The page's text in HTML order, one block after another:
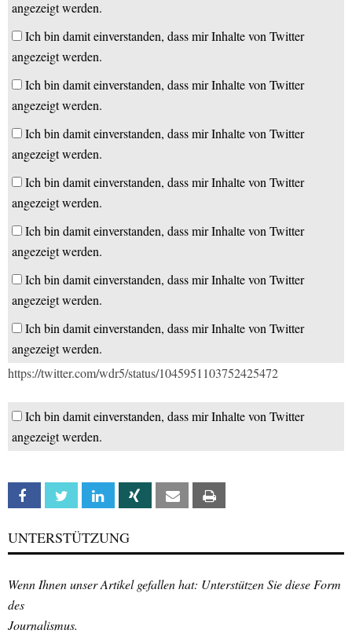
angezeigt werden.
Ich bin damit einverstanden, dass mir Inhalte von Twitter
angezeigt werden.
Ich bin damit einverstanden, dass mir Inhalte von Twitter
angezeigt werden.
Ich bin damit einverstanden, dass mir Inhalte von Twitter
angezeigt werden.
Ich bin damit einverstanden, dass mir Inhalte von Twitter
angezeigt werden.
Ich bin damit einverstanden, dass mir Inhalte von Twitter
angezeigt werden.
Ich bin damit einverstanden, dass mir Inhalte von Twitter
angezeigt werden.
Ich bin damit einverstanden, dass mir Inhalte von Twitter
angezeigt werden.
https://twitter.com/wdr5/status/1045951103752425472
Ich bin damit einverstanden, dass mir Inhalte von Twitter
angezeigt werden.
Facebook Twitter Linkedin Xing Email
UNTERSTÜTZUNG
Wenn Ihnen unser Artikel gefallen hat: Unterstützen Sie diese Form
des
Journalismus.